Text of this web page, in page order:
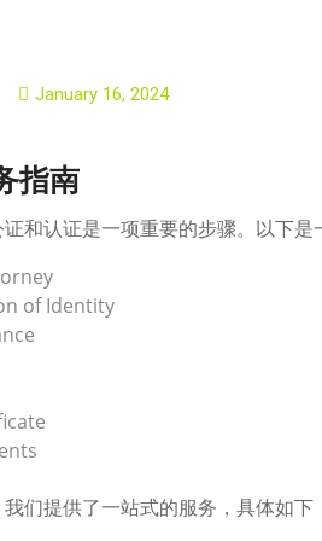
January 16, 2024
指南
和认证是一项重要的步骤。以下
of Identity
们提供了一站式的服务，具体如下